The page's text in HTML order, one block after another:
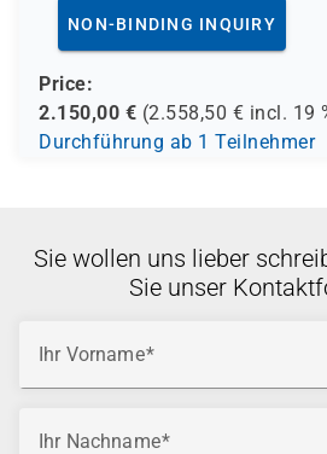
NON-BINDING INQUIRY
Price:
2.150,00 € (2.558,50 € incl. 19
Durchführung ab 1 Teilnehmer
Sie wollen uns lieber
Sie unser
Ihr Vorname
Ihr Nachname